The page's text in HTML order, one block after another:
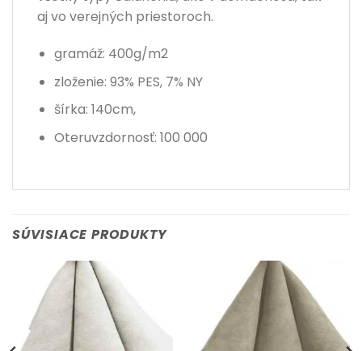
aj vo verejných priestoroch.
gramáž: 400g/m2
zloženie: 93% PES, 7% NY
šírka: 140cm,
Oteruvzdornosť: 100 000
SÚVISIACE PRODUKTY